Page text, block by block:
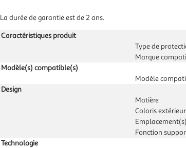
La durée de garantie est de 2 ans.
Caractéristiques produit
Type de
Marque
Modèle(s) compatible(s)
Modèle
Design
Matière
Coloris extérieur
Fonction
Technologie